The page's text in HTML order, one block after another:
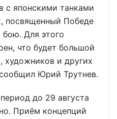
с японскими танками
посвященный Победе
Для этого
что будет большой
художников и других
Юрий Трутнев.
до 29 августа
Приём концепций